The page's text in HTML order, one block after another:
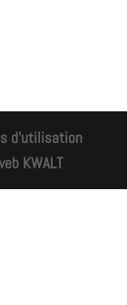
d'utilisation
KWALT